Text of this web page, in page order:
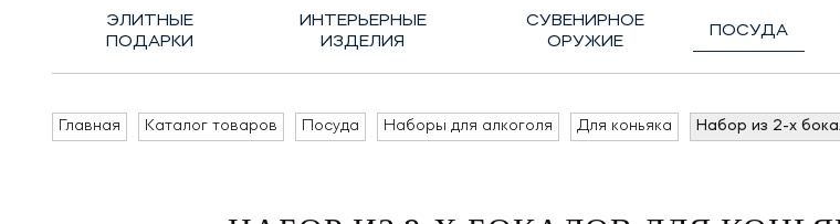
ЭЛИТНЫЕ
ПОДАРКИ
ИНТЕРЬЕРНЫЕ
ИЗДЕЛИЯ
СУВЕНИРНОЕ
ОРУЖИЕ
ПОСУДА
Главная Каталог товаров Посуда Наборы для алкоголя Для коньяка Набор из 2-х